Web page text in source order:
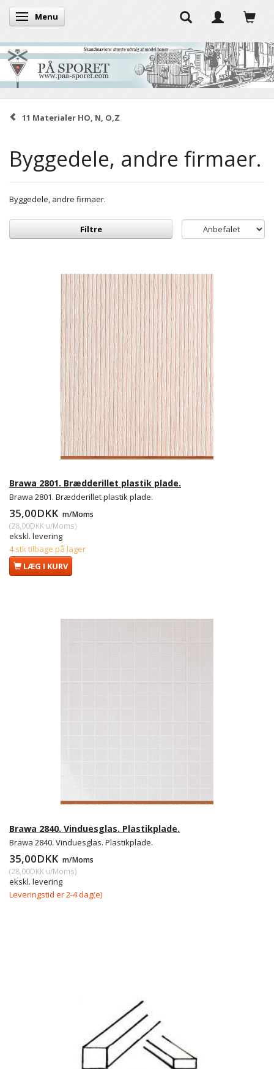
Skifte navigation
Menu
11 Materialer HO, N, O,Z
Byggedele, andre firmaer.
Byggedele, andre firmaer.
Filtre
Brawa 2801. Brædderillet plastik plade.
Brawa 2801. Brædderillet plastik plade.
35,00DKK m/Moms
(28,00DKK u/Moms)
ekskl. levering
4 stk tilbage på lager
LÆG I KURV
Brawa 2840. Vinduesglas. Plastikplade.
Brawa 2840. Vinduesglas. Plastikplade.
35,00DKK m/Moms
(28,00DKK u/Moms)
ekskl. levering
Leveringstid er 2-4 dag(e)